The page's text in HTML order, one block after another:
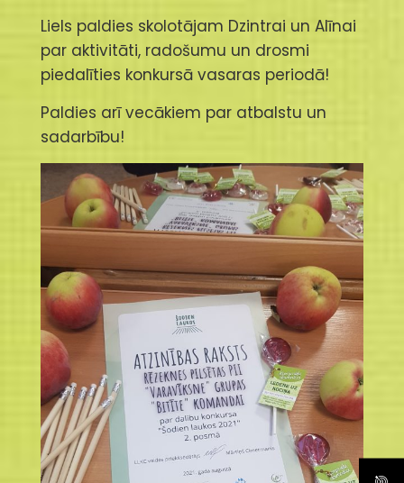
Liels paldies skolotājam Dzintrai un Alīnai
par aktivitāti, radošumu un drosmi
piedalīties konkursā vasaras periodā!
Paldies arī vecākiem par atbalstu un
sadarbību!